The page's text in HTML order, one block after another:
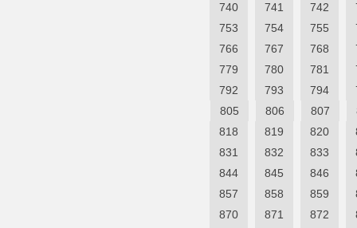
740
741 742
753
754 755
766
767 768
779
780 781
792
793 794
805
806 807
818
819 820
831
832 833
844
845 846
857
858 859
870
871 872